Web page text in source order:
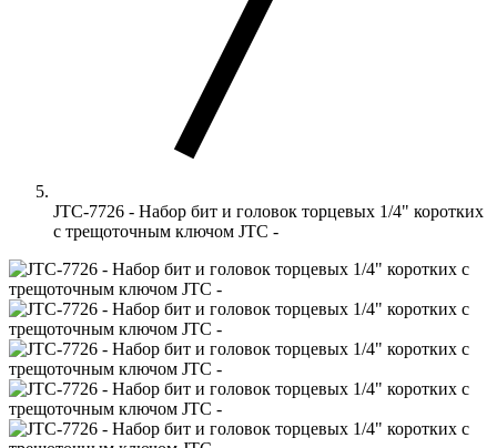
JTC-7726 - Набор бит и головок торцевых 1/4" коротких
с трещоточным ключом JTC -